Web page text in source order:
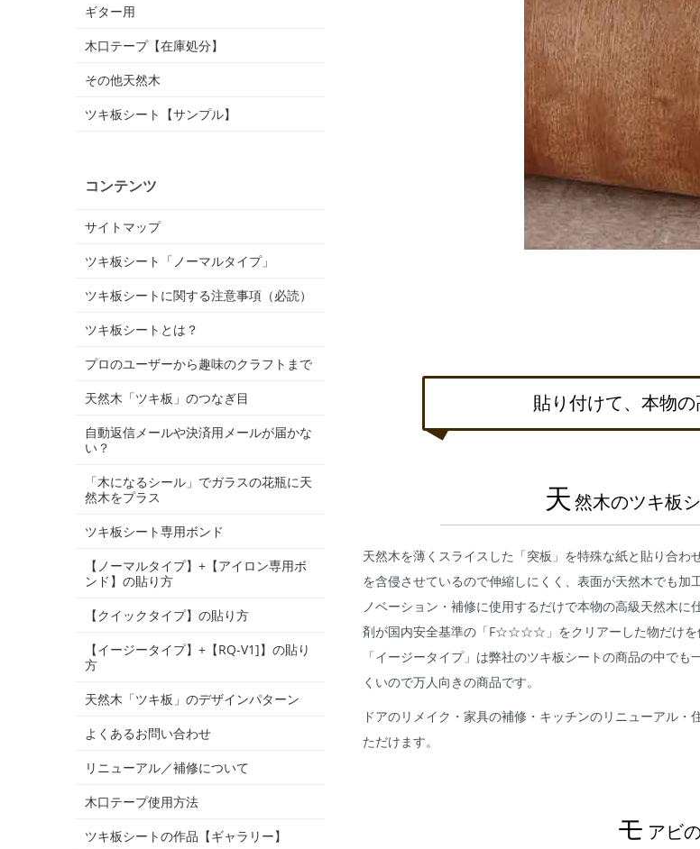
貼り付けて、本物
天 然木のツキ板
天然木を薄くスライスした「突板」を特殊な紙と貼り合
を含侵させているので伸縮しにくく、表面が天然木でも
ノベーション・補修に使用するだけで本物の高級天然木
剤が国内安全基準の「F☆☆☆☆」をクリアーした物だけを
「イージータイプ」は弊社のツキ板シートの商品の中で
くいので万人向きの商品です。
ドアのリメイク・家具の補修・キッチンのリニューアル
ただけます。
モ アビ
ギター用
木口テープ【在庫処分】
その他天然木
ツキ板シート【サンプル】
コンテンツ
サイトマップ
ツキ板シート「ノーマルタイプ」
ツキ板シートに関する注意事項（必読）
ツキ板シートとは？
プロのユーザーから趣味のクラフトまで
天然木「ツキ板」のつなぎ目
自動返信メールや決済用メールが届かな
い？
「木になるシール」でガラスの花瓶に天
然木をプラス
ツキ板シート専用ボンド
【ノーマルタイプ】+【アイロン専用ボ
ンド】の貼り方
【クイックタイプ】の貼り方
【イージータイプ】+【RQ-V1]】の貼り
方
天然木「ツキ板」のデザインパターン
よくあるお問い合わせ
リニューアル／補修について
木口テープ使用方法
ツキ板シートの作品【ギャラリー】